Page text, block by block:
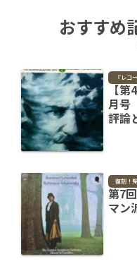
おすすめ
『レコ
【第
月号
評論
復刻！
第7
マン